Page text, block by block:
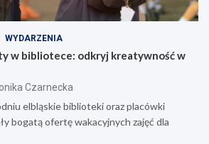
WYDARZENIA
w bibliotece: odkryj kreatywność w
Czarnecka
elbląskie biblioteki oraz placówki
bogatą ofertę wakacyjnych zajęć dla